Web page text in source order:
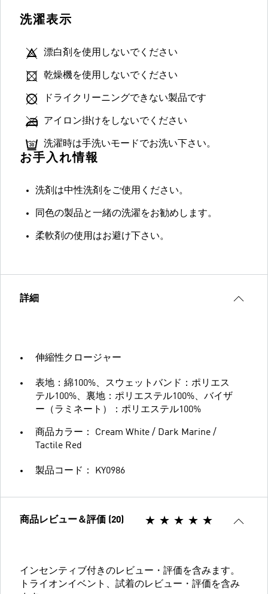
洗濯表示
漂白剤を使用しないでください
乾燥機を使用しないでください
ドライクリーニングできない製品です
アイロン掛けをしないでください
洗濯時は手洗いモードでお洗い下さい。
お手入れ情報
洗剤は中性洗剤をご使用ください。
同色の製品と一緒の洗濯をお勧めします。
柔軟剤の使用はお避け下さい。
詳細
伸縮性クロージャー
表地：綿100%、スウェットバンド：ポリエス
テル100%、裏地：ポリエステル100%、バイザ
ー（ラミネート）：ポリエステル100%
商品カラー： Cream White / Dark Marine /
Tactile Red
製品コード： KY0986
商品レビュー＆評価 (20)
インセンティブ付きのレビュー・評価を含みます。
トライオンイベント、試着のレビュー・評価を含み